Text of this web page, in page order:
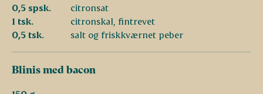
0,5 spsk.
citronsat
1 tsk.
citronskal, fintrevet
0,5 tsk.
salt og friskkværnet peber
Blinis med bacon